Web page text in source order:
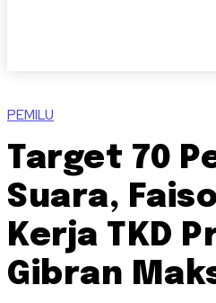
PEMILU
Target 70
Suara,
Kerja TKD
Gibran